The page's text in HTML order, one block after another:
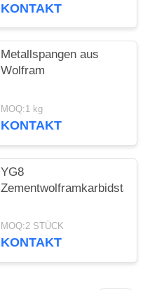
KONTAKT
Metallspangen aus
Wolfram
MOQ:1 kg
KONTAKT
YG8
Zementwolframkarbidstange
MOQ:2 STÜCK
KONTAKT